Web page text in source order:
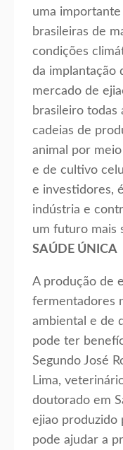
uma
brasileiras de
condições
da implantação
mercado de
brasileiro todas
cadeias de
animal por
e de cultivo
e investidores,
indústria e
um futuro mais
SAÚDE ÚNICA
A produção de
fermentadores
ambiental e de
pode ter
Segundo José
Lima,
doutorado em
ejiao produzido
pode ajudar a